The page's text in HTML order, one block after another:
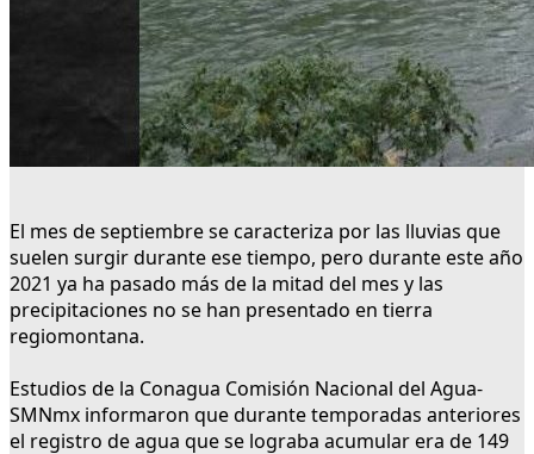
El mes de septiembre se caracteriza por las lluvias que
suelen surgir durante ese tiempo, pero durante este año
2021 ya ha pasado más de la mitad del mes y las
precipitaciones no se han presentado en tierra
regiomontana.
Estudios de la Conagua Comisión Nacional del Agua-
SMNmx informaron que durante temporadas anteriores
el registro de agua que se lograba acumular era de 149